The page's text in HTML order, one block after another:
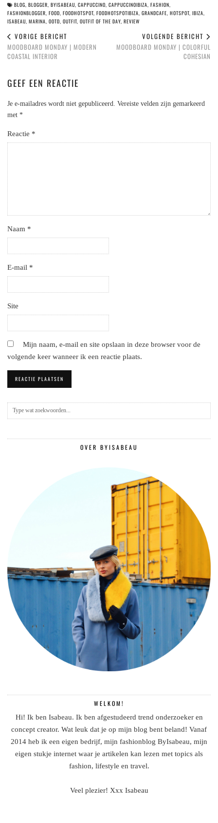
BLOG BLOGGER BYISABEAU CAPPUCCINO CAPPUCCINOIBIZA FASHION
FASHIONBLOGGER FOOD FOODHOTSPOT FOODHOTSPOTIBIZA GRANDCAFE HOTSPOT IBIZA
ISABEAU MARINA OOTD OUTFIT OUTFIT OF THE DAY REVIEW
VORIGE BERICHT
MOODBOARD MONDAY | MODERN
COASTAL INTERIOR
VOLGENDE BERICHT
MOODBOARD MONDAY | COLORFUL
COHESIAN
GEEF EEN REACTIE
Je e-mailadres wordt niet gepubliceerd. Vereiste velden zijn gemarkeerd
met *
Reactie *
Naam *
E-mail *
Site
Mijn naam, e-mail en site opslaan in deze browser voor de
volgende keer wanneer ik een reactie plaats.
OVER BYISABEAU
WELKOM!
Hi! Ik ben Isabeau. Ik ben afgestudeerd trend onderzoeker en
concept creator. Wat leuk dat je op mijn blog bent beland! Vanaf
2014 heb ik een eigen bedrijf, mijn fashionblog ByIsabeau, mijn
eigen stukje internet waar je artikelen kan lezen met topics als
fashion, lifestyle en travel.
Veel plezier! Xxx Isabeau